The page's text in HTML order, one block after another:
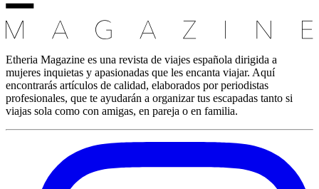
Etheria Magazine es una revista de viajes española dirigida a
mujeres inquietas y apasionadas que les encanta viajar. Aquí
encontrarás artículos de calidad, elaborados por periodistas
profesionales, que te ayudarán a organizar tus escapadas tanto si
viajas sola como con amigas, en pareja o en familia.